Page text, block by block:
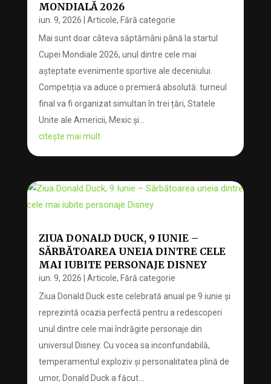
MONDIALĂ 2026
iun. 9, 2026 Articole, Fără categorie
Mai sunt doar câteva săptămâni până la startul
Cupei Mondiale 2026, unul dintre cele mai
așteptate evenimente sportive ale deceniului.
Competiția va aduce o premieră absolută: turneul
final va fi organizat simultan în trei țări, Statele
Unite ale Americii, Mexic și...
citește mai mult
ZIUA DONALD DUCK, 9 IUNIE –
SĂRBĂTOAREA UNEIA DINTRE CELE
MAI IUBITE PERSONAJE DISNEY
iun. 9, 2026 Articole, Fără categorie
Ziua Donald Duck este celebrată anual pe 9 iunie și
reprezintă ocazia perfectă pentru a redescoperi
unul dintre cele mai îndrăgite personaje din
universul Disney. Cu vocea sa inconfundabilă,
temperamentul exploziv și personalitatea plină de
umor, Donald Duck a făcut...